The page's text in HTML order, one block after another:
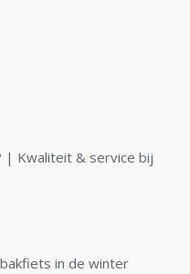
| Kwaliteit & service bij
in de winter